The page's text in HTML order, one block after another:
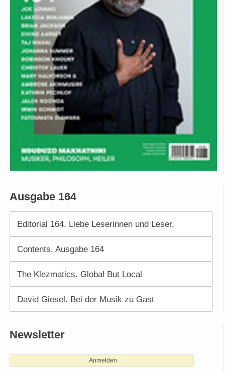
Ausgabe 164
Editorial 164. Liebe Leserinnen und Leser,
Contents. Ausgabe 164
The Klezmatics. Global But Local
David Giesel. Bei der Musik zu Gast
Newsletter
Anmelden